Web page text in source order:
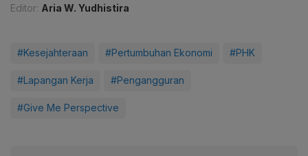
Editor: Aria W. Yudhistira
#Kesejahteraan #Pertumbuhan Ekonomi #PHK
#Lapangan Kerja #Pengangguran
#Give Me Perspective